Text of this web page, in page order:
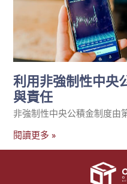
利用非強制性中央
與責任
非強制性中央公積金制度由
閱讀更多 »